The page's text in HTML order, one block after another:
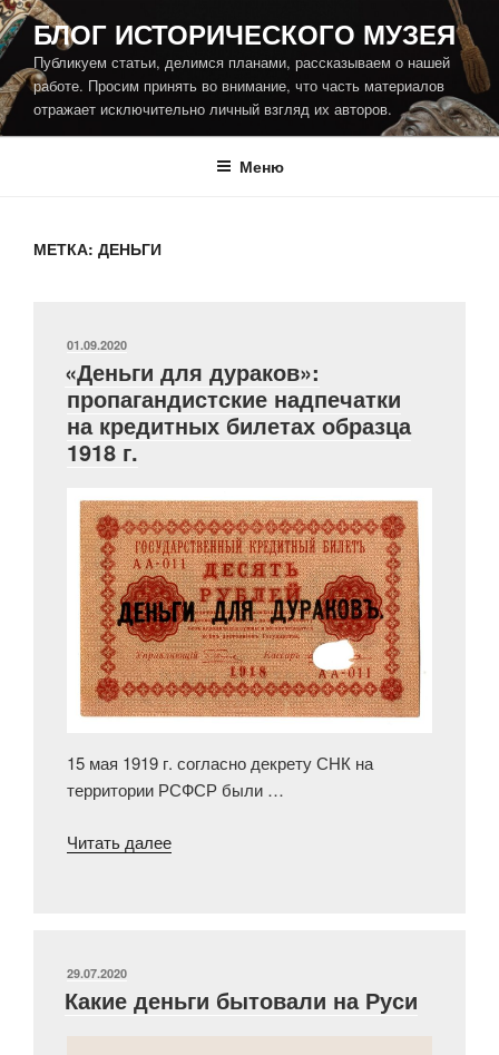
Перейти
к
содержимому
БЛОГ ИСТОРИЧЕСКОГО МУЗЕЯ
Публикуем статьи, делимся планами, рассказываем о нашей
работе. Просим принять во внимание, что часть материалов
отражает исключительно личный взгляд их авторов.
Меню
МЕТКА: ДЕНЬГИ
ОПУБЛИКОВАНО
01.09.2020
«Деньги для дураков»:
пропагандистские надпечатки
на кредитных билетах образца
1918 г.
15 мая 1919 г. согласно декрету СНК на
территории РСФСР были …
Читать далее««Деньги
кредитных
ОПУБЛИКОВАНО
29.07.2020
Какие деньги бытовали на Руси